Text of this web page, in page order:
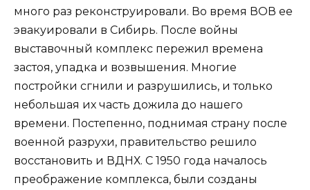
много раз реконструировали. Во время ВОВ ее
эвакуировали в Сибирь. После войны
выставочный комплекс пережил времена
застоя, упадка и возвышения. Многие
постройки сгнили и разрушились, и только
небольшая их часть дожила до нашего
времени. Постепенно, поднимая страну после
военной разрухи, правительство решило
восстановить и ВДНХ. С 1950 года началось
преображение комплекса, были созданы